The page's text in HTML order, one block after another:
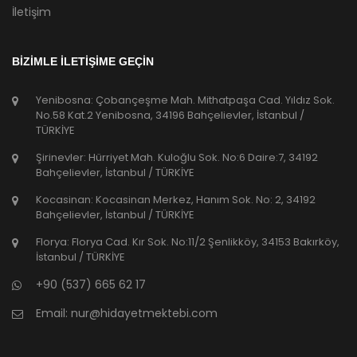
İletişim
BİZİMLE İLETİŞİME GEÇİN
Yenibosna: Çobançeşme Mah. Mithatpaşa Cad. Yıldız Sok.
No.58 Kat.2 Yenibosna, 34196 Bahçelievler, İstanbul /
TÜRKİYE
Şirinevler: Hürriyet Mah. Kuloğlu Sok. No:6 Daire:7, 34192
Bahçelievler, İstanbul / TÜRKİYE
Kocasinan: Kocasinan Merkez, Hanım Sok. No: 2, 34192
Bahçelievler, İstanbul / TÜRKİYE
Florya: Florya Cad. Kır Sok. No:11/2 Şenlikköy, 34153 Bakırköy,
İstanbul / TÜRKİYE
+90 (537) 665 62 17
Email: nur@hidayetmektebi.com